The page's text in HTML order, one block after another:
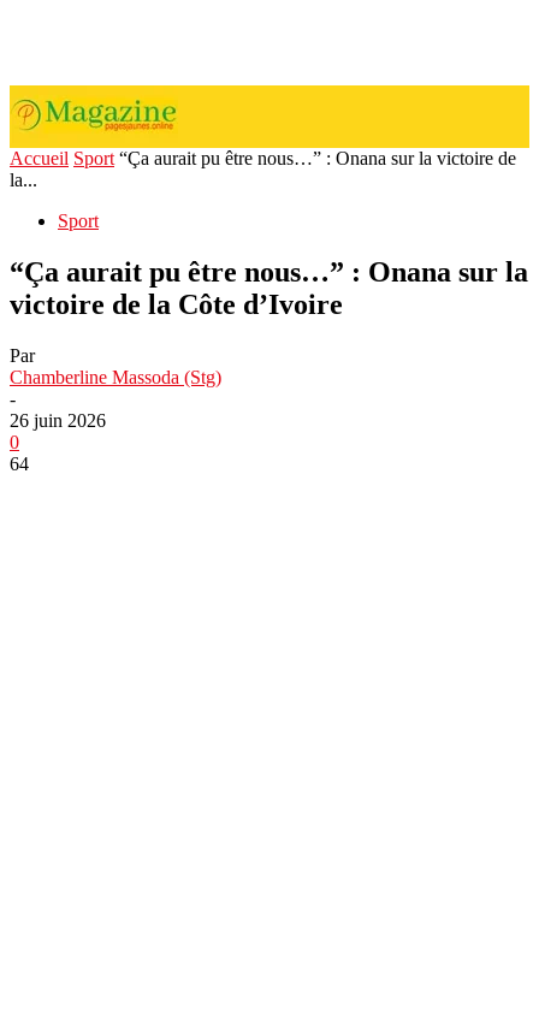
Accueil Sport “Ça aurait pu être nous…” : Onana sur la victoire de
la...
Sport
“Ça aurait pu être nous…” : Onana sur la
victoire de la Côte d’Ivoire
Par
Chamberline Massoda (Stg)
-
26 juin 2026
0
64